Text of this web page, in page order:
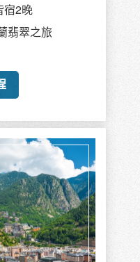
宿2晚
翡翠之旅